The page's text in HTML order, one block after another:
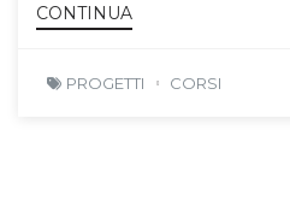
CONTINUA
PROGETTI CORSI